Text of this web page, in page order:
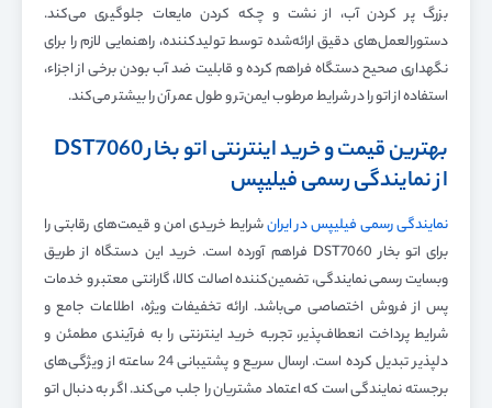
بزرگ پر کردن آب، از نشت و چکه کردن مایعات جلوگیری می‌کند.
دستورالعمل‌های دقیق ارائه‌شده توسط تولیدکننده، راهنمایی لازم را برای
نگهداری صحیح دستگاه فراهم کرده و قابلیت ضد آب بودن برخی از اجزاء،
استفاده از اتو را در شرایط مرطوب ایمن‌تر و طول عمر آن را بیشتر می‌کند.
بهترین قیمت و خرید اینترنتی اتو بخارDST7060
از نمایندگی رسمی فیلیپس
نمایندگی رسمی فیلیپس در ایرانشرایط خریدی امن و قیمت‌های رقابتی را
برای اتو بخار DST7060 فراهم آورده است. خرید این دستگاه از طریق
وبسایت رسمی نمایندگی، تضمین‌کننده اصالت کالا، گارانتی معتبر و خدمات
پس از فروش اختصاصی می‌باشد. ارائه تخفیفات ویژه، اطلاعات جامع و
شرایط پرداخت انعطاف‌پذیر، تجربه خرید اینترنتی را به فرآیندی مطمئن و
دلپذیر تبدیل کرده است. ارسال سریع و پشتیبانی 24 ساعته از ویژگی‌های
برجسته نمایندگی است که اعتماد مشتریان را جلب می‌کند. اگر به دنبال اتو